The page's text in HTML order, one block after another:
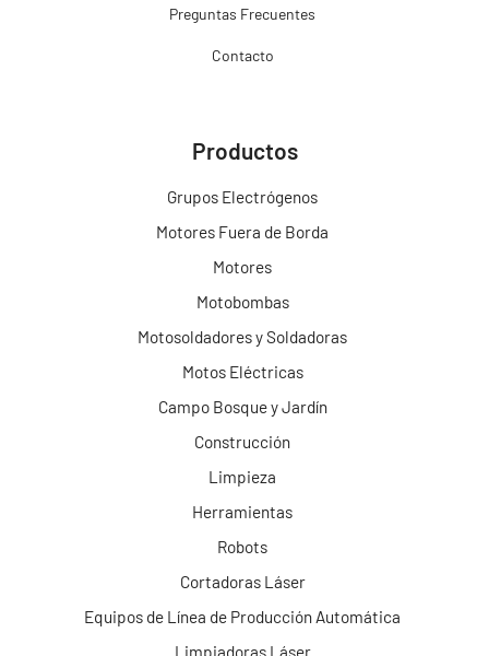
Preguntas Frecuentes
Contacto
Productos
Grupos Electrógenos
Motores Fuera de Borda
Motores
Motobombas
Motosoldadores y Soldadoras
Motos Eléctricas
Campo Bosque y Jardín
Construcción
Limpieza
Herramientas
Robots
Cortadoras Láser
Equipos de Línea de Producción Automática
Limpiadoras Láser